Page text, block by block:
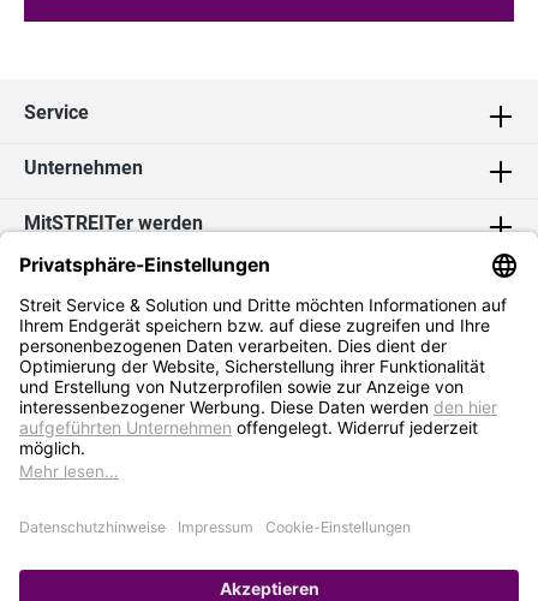
Service
Unternehmen
MitSTREITer werden
Kontakt
Social Media
* Alle Preise exkl. MwSt. zzgl.Versandkosten
Impressum